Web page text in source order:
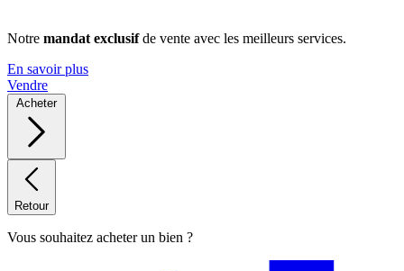
Notre mandat exclusifde vente avec les meilleurs services.
En savoir plus
Vendre
Acheter
Retour
Vous souhaitez acheter un bien ?